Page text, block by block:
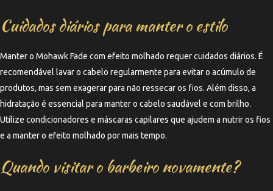
Cuidados diários para manter o estilo
Manter o Mohawk Fade com efeito molhado requer cuidados diários. É
recomendável lavar o cabelo regularmente para evitar o acúmulo de
produtos, mas sem exagerar para não ressecar os fios. Além disso, a
hidratação é essencial para manter o cabelo saudável e com brilho.
Utilize condicionadores e máscaras capilares que ajudem a nutrir os fios
e a manter o efeito molhado por mais tempo.
Quando visitar o barbeiro novamente?